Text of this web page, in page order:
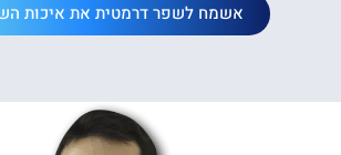
אשמח לשפר דרמטית את איכות